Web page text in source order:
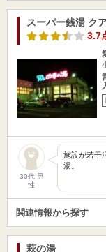
スーパー銭湯 ク
3.7
30代 男
性
施設が若干
湯。
関連情報から探す
萩の湯